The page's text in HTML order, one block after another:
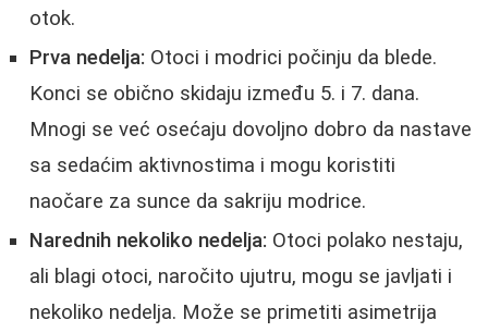
otok.
Prva nedelja: Otoci i modrici počinju da blede.
Konci se obično skidaju između 5. i 7. dana.
Mnogi se već osećaju dovoljno dobro da nastave
sa sedaćim aktivnostima i mogu koristiti
naočare za sunce da sakriju modrice.
Narednih nekoliko nedelja: Otoci polako nestaju,
ali blagi otoci, naročito ujutru, mogu se javljati i
nekoliko nedelja. Može se primetiti asimetrija